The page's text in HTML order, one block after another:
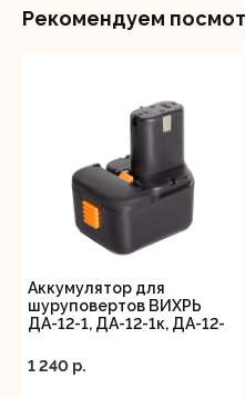
Рекомендуем
Аккумулятор для
шуруповертов ВИХРЬ
ДА-12-1, ДА-12-1к, ДА-12-
1 240 p.